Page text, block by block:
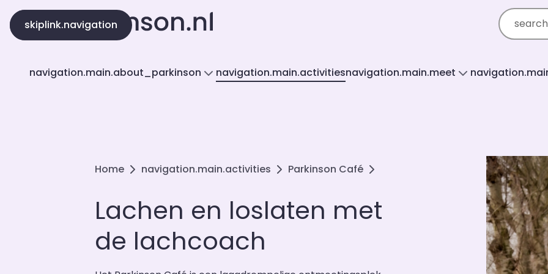
skiplink.content
skiplink.navigation
navigation.main.about_parkinson navigation.main.activitiesnavigation.main.meet
Home navigation.main.activities Parkinson Café
Lachen en loslaten met
de lachcoach